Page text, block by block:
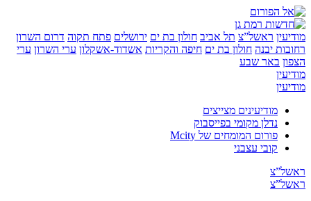
ראשל”צ תל אביב חולון בת ים ירושלים פתח תקוה דרום השרון
יבנה חולון בת ים חיפה והקריות אשדוד-אשקלון ערי השרון ערי
באר שבע
מודיעינים מצייצים
נדלן מקומי בפייסבוק
פורום המומחים של Mcity
קובי עצבני